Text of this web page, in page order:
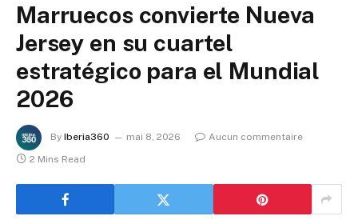
Marruecos convierte Nueva
Jersey en su cuartel
estratégico para el Mundial
2026
By Iberia360 mai 8, 2026
Aucun commentaire
2 Mins Read